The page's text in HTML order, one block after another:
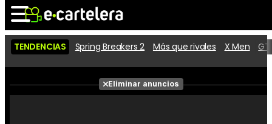
Noticias Cartelera
Películas
TENDENCIAS Spring Breakers 2 Más que rivales X Men
Eliminar anuncios